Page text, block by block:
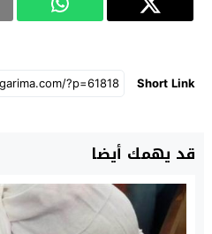
Short Link
قد يهمك أيضا